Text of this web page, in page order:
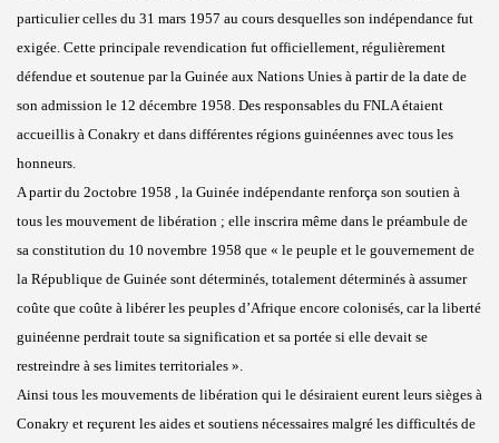
particulier celles du 31 mars 1957 au cours desquelles son indépendance fut
exigée. Cette principale revendication fut officiellement, régulièrement
défendue et soutenue par la Guinée aux Nations Unies à partir de la date de
son admission le 12 décembre 1958. Des responsables du FNLA étaient
accueillis à Conakry et dans différentes régions guinéennes avec tous les
honneurs.
A partir du 2octobre 1958 , la Guinée indépendante renforça son soutien à
tous les mouvement de libération ; elle inscrira même dans le préambule de
sa constitution du 10 novembre 1958 que « le peuple et le gouvernement de
la République de Guinée sont déterminés, totalement déterminés à assumer
coûte que coûte à libérer les peuples d’Afrique encore colonisés, car la liberté
guinéenne perdrait toute sa signification et sa portée si elle devait se
restreindre à ses limites territoriales ».
Ainsi tous les mouvements de libération qui le désiraient eurent leurs sièges à
Conakry et reçurent les aides et soutiens nécessaires malgré les difficultés de